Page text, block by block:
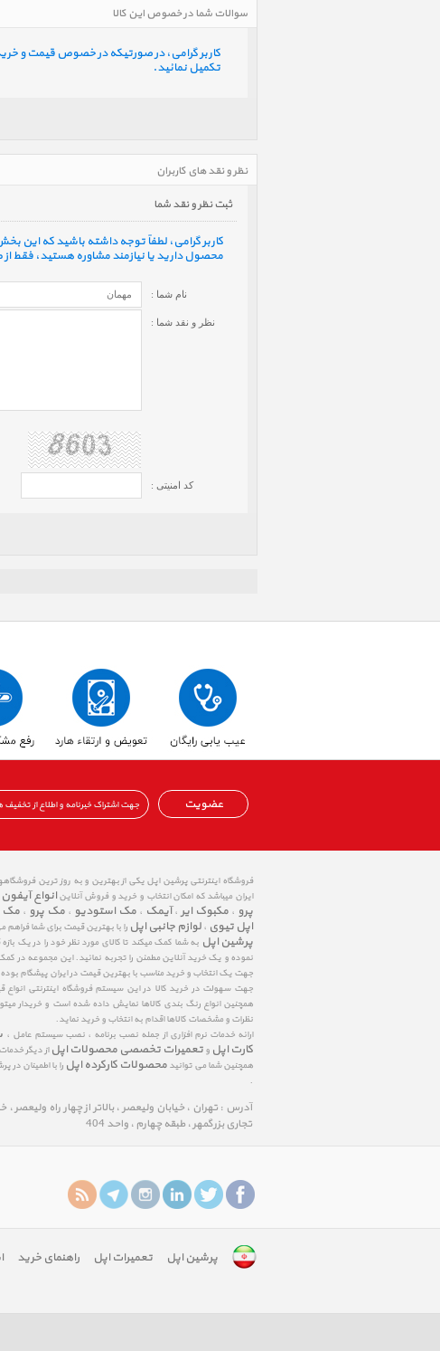
سوالات شما در خصوص این کالا
کاربر گرامی، در صورتیکه در خصوص قیمت و خرید
تکمیل نمائید.
نظر و نقد های کاربران
ثبت نظر و نقد شما
کاربر گرامی، لطفاً توجه داشته باشید که این
محصول دارید یا نیازمند مشاوره هستید، فقط
نام شما :
نظر و نقد شما :
کد امنیتی :
عضویت
فروشگاه اینترنتی پرشین اپل یکی از بهترین و به روز ترین
ایران میباشد که امکان انتخاب و خرید و فروش آنلاینانواع آیفون
پرو ، مکبوک ایر ، آیمک ، مک استودیو ، مک پرو ، مک
اپل تیوی ، لوازم جانبی اپل را با بهترین قیمت برای شما فراهم
پرشین اپل به شما کمک میکند تا کالای مورد نظر خود را در یک
نموده و یک خرید آنلاین مطمئن را تجربه نمائید. این مجموعه در
جهت یک انتخاب و خرید مناسب با بهترین قیمت در ایران پیشگام
جهت سهولت در خرید کالا در این سیستم فروشگاه اینترنتی انواع
همچنین انواع رنگ بندی کالاها نمایش داده شده است و خریدار
نظرات و مشخصات کالاها اقدام به انتخاب و خرید نماید.
ارائه خدمات نرم افزاری از جمله نصب برنامه ، نصب سیستم عامل ،
کارت اپل و تعمیرات تخصصی محصولات اپل از دیگر
همچنین شما می توانید محصولات کارکرده اپل را با اطمینان
.
آدرس : تهران ، خیابان ولیعصر ، بالاتر از چهار راه ولیعصر ،
تجاری بزرگمهر ، طبقه چهارم ، واحد 404
پرشین اپل تعمیرات اپل راهنمای خرید